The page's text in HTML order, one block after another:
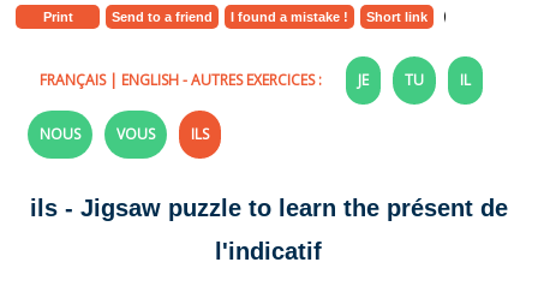
Print Send to a friend I found a mistake ! Short link
FRANÇAIS| ENGLISH- AUTRES EXERCICES : JE TU IL
NOUS VOUS ILS
ils - Jigsaw puzzle to learn the présent de
l'indicatif